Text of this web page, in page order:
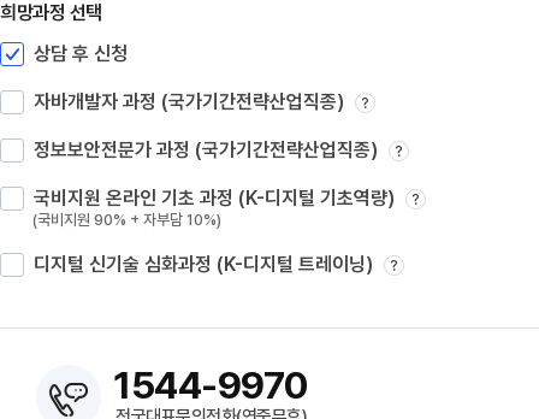
희망과정 선택
상담 후 신청
자바개발자 과정 (국가기간전략산업직종) ?
정보보안전문가 과정 (국가기간전략산업직종) ?
국비지원 온라인 기초 과정 (K-디지털 기초역량) ?
(국비지원 90% + 자부담 10%)
디지털 신기술 심화과정 (K-디지털 트레이닝) ?
1544-9970